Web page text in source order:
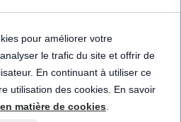
pour améliorer votre
le trafic du site et offrir de
En continuant à utiliser ce
utilisation des cookies. En savoir
matière de cookies